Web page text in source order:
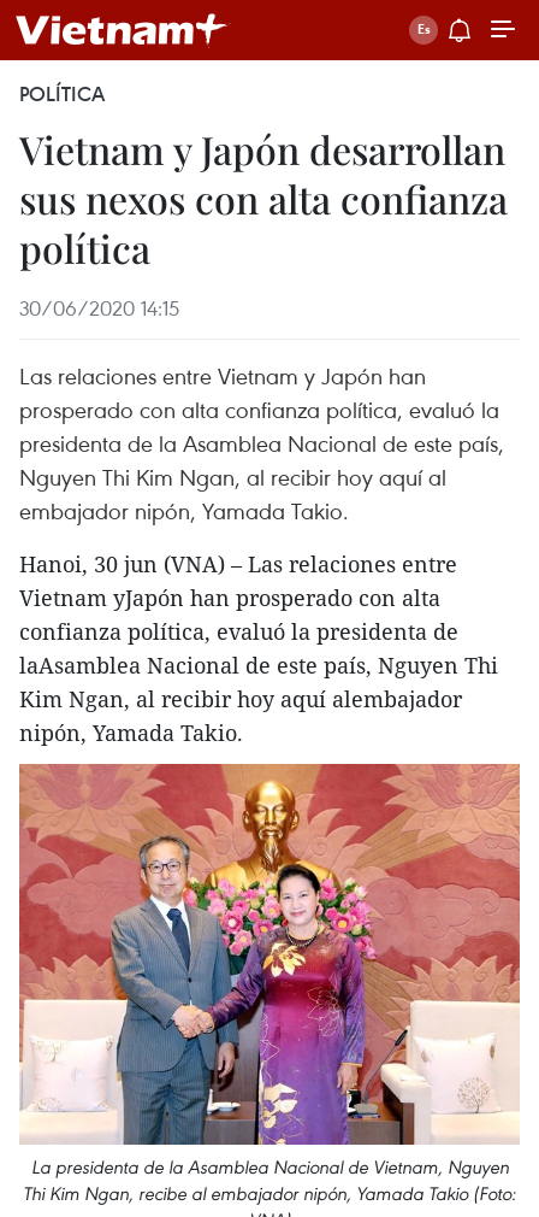
POLÍTICA
Vietnam y Japón desarrollan
sus nexos con alta confianza
política
30/06/2020 14:15
Las relaciones entre Vietnam y Japón han
prosperado con alta confianza política, evaluó la
presidenta de la Asamblea Nacional de este país,
Nguyen Thi Kim Ngan, al recibir hoy aquí al
embajador nipón, Yamada Takio.
Hanoi, 30 jun (VNA) – Las relaciones entre
Vietnam yJapón han prosperado con alta
confianza política, evaluó la presidenta de
laAsamblea Nacional de este país, Nguyen Thi
Kim Ngan, al recibir hoy aquí alembajador
nipón, Yamada Takio.
La presidenta de la Asamblea Nacional de Vietnam, Nguyen
Thi Kim Ngan, recibe al embajador nipón, Yamada Takio (Foto: